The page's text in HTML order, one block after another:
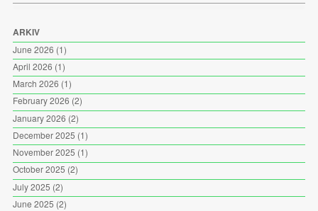
ARKIV
June 2026 (1)
April 2026 (1)
March 2026 (1)
February 2026 (2)
January 2026 (2)
December 2025 (1)
November 2025 (1)
October 2025 (2)
July 2025 (2)
June 2025 (2)